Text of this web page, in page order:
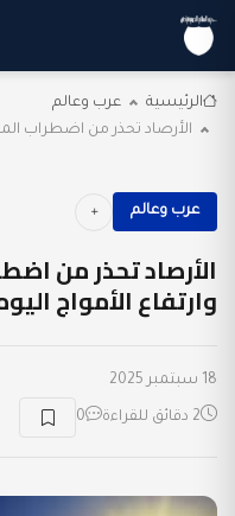
الرئيسية
عرب وعالم
الأرصاد تحذر من اضطراب
عرب وعالم
الأرصاد تحذر من
وارتفاع الأمواج
18 سبتمبر 2025
2 دقائق للقراءة 0